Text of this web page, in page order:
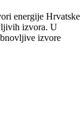
energije Hrvatske
izvora. U
izvore